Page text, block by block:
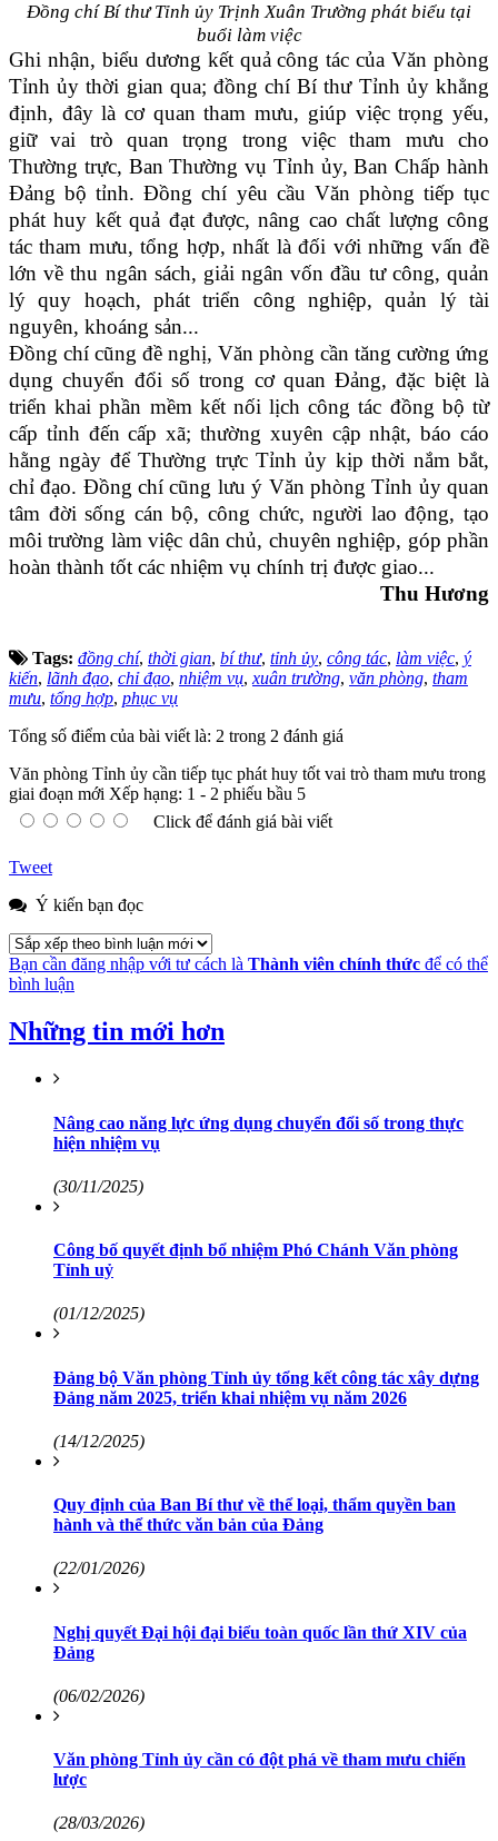
Đồng chí Bí thư Tỉnh ủy Trịnh Xuân Trường phát biểu tại
buổi làm việc
Ghi nhận, biểu dương kết quả công tác của Văn phòng
Tỉnh ủy thời gian qua; đồng chí Bí thư Tỉnh ủy khẳng
định, đây là cơ quan tham mưu, giúp việc trọng yếu,
giữ vai trò quan trọng trong việc tham mưu cho
Thường trực, Ban Thường vụ Tỉnh ủy, Ban Chấp hành
Đảng bộ tỉnh. Đồng chí yêu cầu Văn phòng tiếp tục
phát huy kết quả đạt được, nâng cao chất lượng công
tác tham mưu, tổng hợp, nhất là đối với những vấn đề
lớn về thu ngân sách, giải ngân vốn đầu tư công, quản
lý quy hoạch, phát triển công nghiệp, quản lý tài
nguyên, khoáng sản...
Đồng chí cũng đề nghị, Văn phòng cần tăng cường ứng
dụng chuyển đổi số trong cơ quan Đảng, đặc biệt là
triển khai phần mềm kết nối lịch công tác đồng bộ từ
cấp tỉnh đến cấp xã; thường xuyên cập nhật, báo cáo
hằng ngày để Thường trực Tỉnh ủy kịp thời nắm bắt,
chỉ đạo. Đồng chí cũng lưu ý Văn phòng Tỉnh ủy quan
tâm đời sống cán bộ, công chức, người lao động, tạo
môi trường làm việc dân chủ, chuyên nghiệp, góp phần
hoàn thành tốt các nhiệm vụ chính trị được giao...
Thu Hương
Tags: đồng chí, thời gian, bí thư, tỉnh ủy, công tác, làm việc, ý
kiến, lãnh đạo, chỉ đạo, nhiệm vụ,xuân trường, văn phòng, tham
mưu, tổng hợp, phục vụ
Tổng số điểm của bài viết là: 2 trong 2 đánh giá
Văn phòng Tỉnh ủy cần tiếp tục phát huy tốt vai trò tham mưu trong
giai đoạn mới Xếp hạng: 1 - 2 phiếu bầu 5
Click để đánh giá bài viết
Tweet
Ý kiến bạn đọc
Bạn cần đăng nhập với tư cách là Thành viên chính thức để có thể
bình luận
Những tin mới hơn
Nâng cao năng lực ứng dụng chuyển đổi số trong thực
hiện nhiệm vụ
(30/11/2025)
Công bố quyết định bổ nhiệm Phó Chánh Văn phòng
Tỉnh uỷ
(01/12/2025)
Đảng bộ Văn phòng Tỉnh ủy tổng kết công tác xây dựng
Đảng năm 2025, triển khai nhiệm vụ năm 2026
(14/12/2025)
Quy định của Ban Bí thư về thể loại, thẩm quyền ban
hành và thể thức văn bản của Đảng
(22/01/2026)
Nghị quyết Đại hội đại biểu toàn quốc lần thứ XIV của
Đảng
(06/02/2026)
Văn phòng Tỉnh ủy cần có đột phá về tham mưu chiến
lược
(28/03/2026)